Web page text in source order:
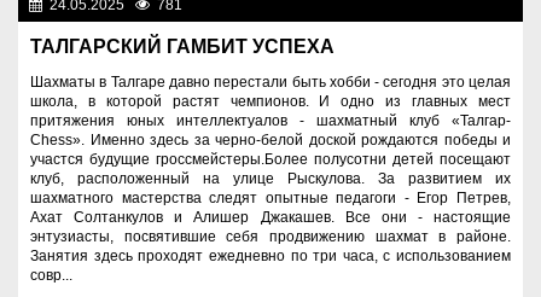
24.05.2025 781
ТАЛГАРСКИЙ ГАМБИТ УСПЕХА
Шахматы в Талгаре давно перестали быть хобби - сегодня это целая
школа, в которой растят чемпионов. И одно из главных мест
притяжения юных интеллектуалов - шахматный клуб «Талгар-
Chess». Именно здесь за черно-белой доской рождаются победы и
участся будущие гроссмейстеры.Более полусотни детей посещают
клуб, расположенный на улице Рыскулова. За развитием их
шахматного мастерства следят опытные педагоги - Егор Петрев,
Ахат Солтанкулов и Алишер Джакашев. Все они - настоящие
энтузиасты, посвятившие себя продвижению шахмат в районе.
Занятия здесь проходят ежедневно по три часа, с использованием
совр...